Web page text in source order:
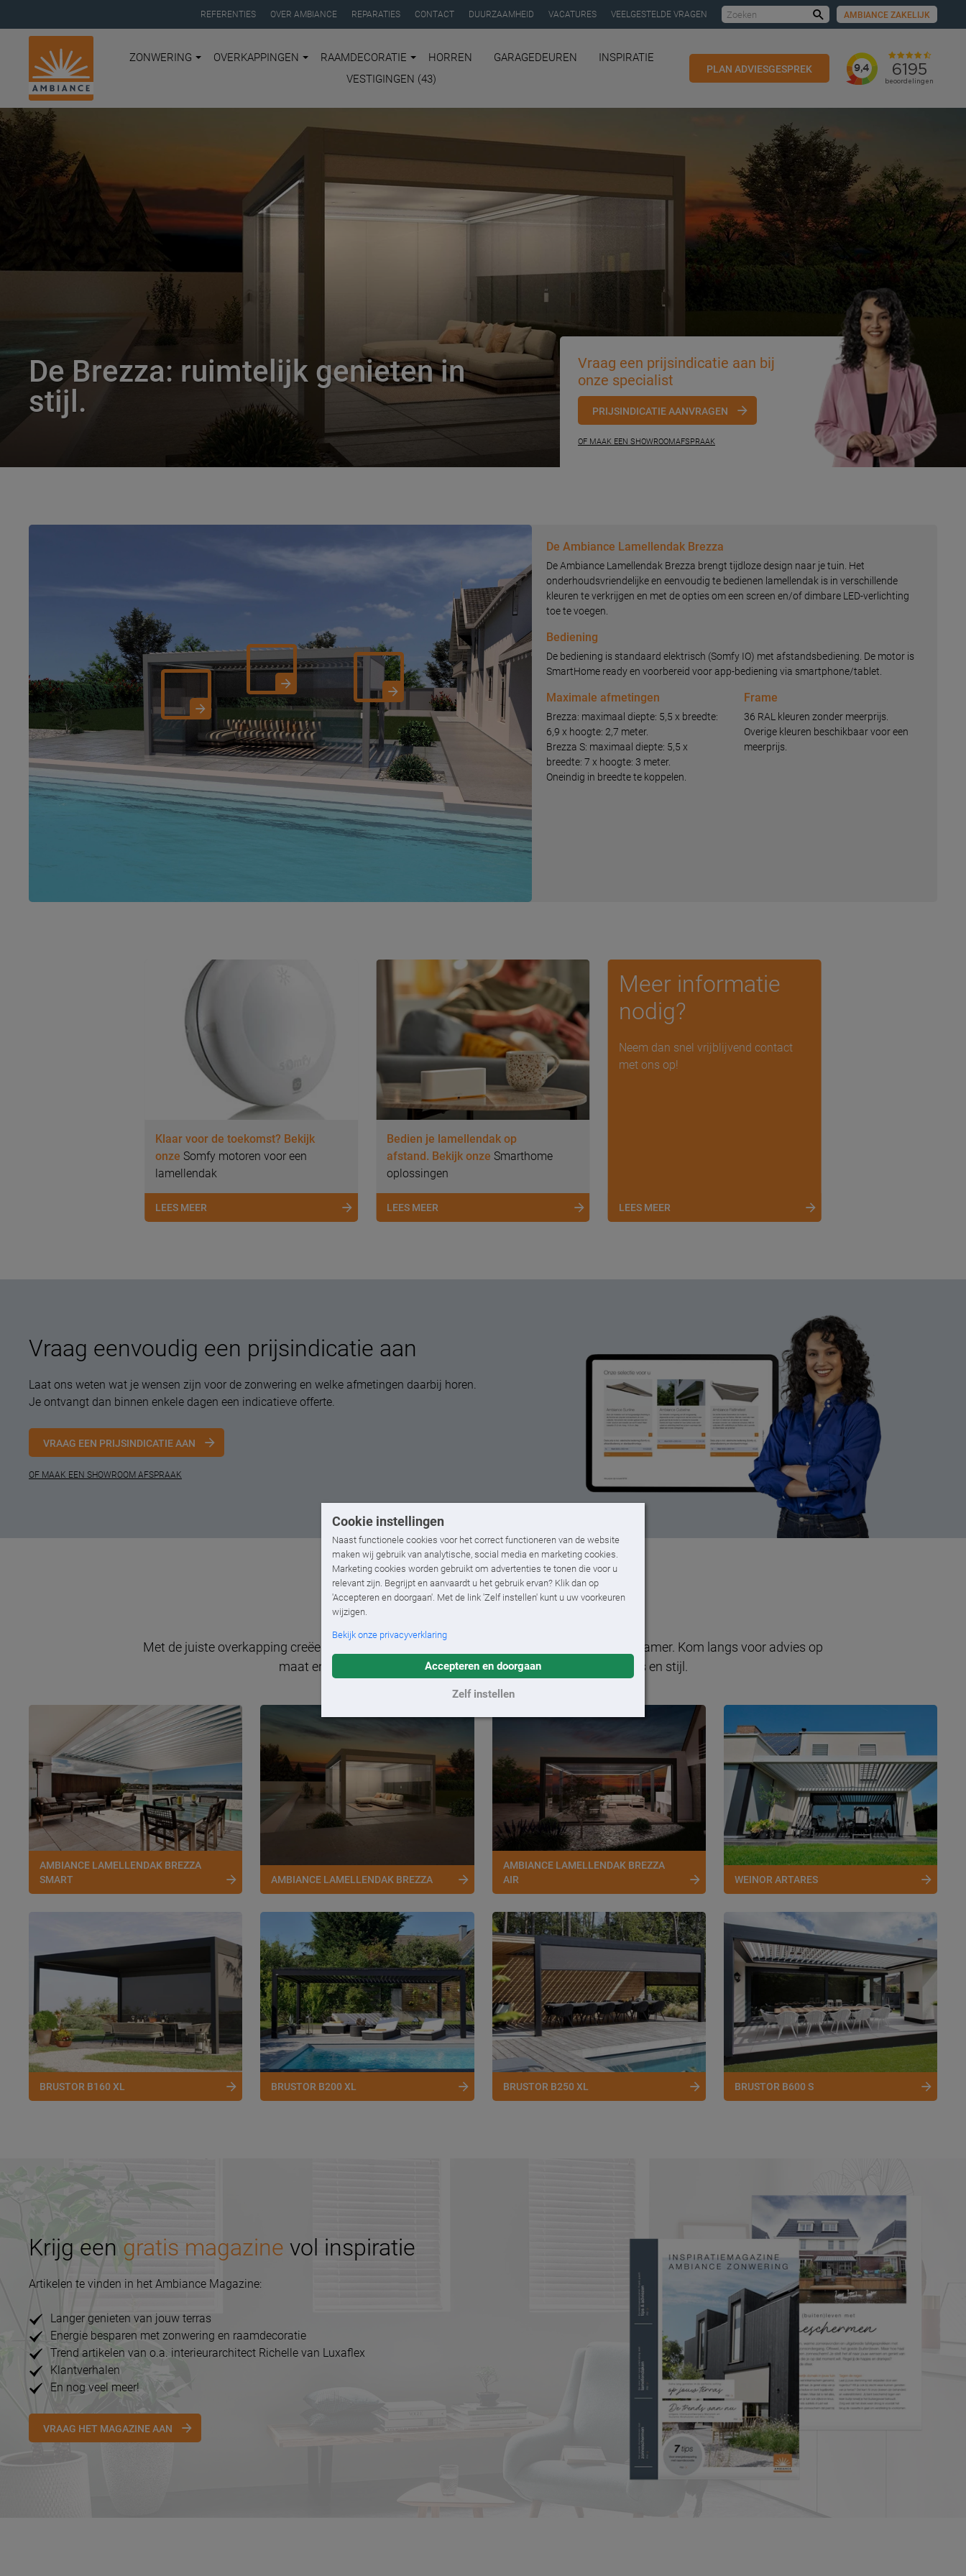
Cookie instellingen
Naast functionele cookies voor het correct functioneren van de website
maken wij gebruik van analytische, social media en marketing cookies.
Marketing cookies worden gebruikt om advertenties te tonen die voor u
relevant zijn. Begrijpt en aanvaardt u het gebruik ervan? Klik dan op
'Accepteren en doorgaan'. Met de link 'Zelf instellen' kunt u uw voorkeuren
wijzigen.
Bekijk onze privacyverklaring
Accepteren en doorgaan
Zelf instellen
REFERENTIES OVER AMBIANCE REPARATIES CONTACT DUURZAAMHEID VACATURES VEELGESTELDE VRAGEN ZoekenAMBIANCE ZAKELIJK
ZONWERING OVERKAPPINGEN RAAMDECORATIE HORREN GARAGEDEUREN
INSPIRATIE
VESTIGINGEN (43)
PLAN ADVIESGESPREK
Vraag een prijsindicatie aan bij
onze specialist
PRIJSINDICATIE AANVRAGEN
OF MAAK EEN SHOWROOMAFSPRAAK
De Brezza: ruimtelijk genieten in
stijl.
De Ambiance Lamellendak Brezza
De Ambiance Lamellendak Brezza brengt tijdloze design naar je tuin. Het
onderhoudsvriendelijke en eenvoudig te bedienen lamellendak is in verschillende
kleuren te verkrijgen en met de opties om een screen en/of dimbare LED-verlichting
toe te voegen.
Bediening
De bediening is standaard elektrisch (Somfy IO) met afstandsbediening. De motor is
SmartHome ready en voorbereid voor app-bediening via smartphone/tablet.
Maximale afmetingen
Brezza: maximaal diepte: 5,5 x breedte:
6,9 x hoogte: 2,7 meter.
Brezza S: maximaal diepte: 5,5 x
breedte: 7 x hoogte: 3 meter.
Oneindig in breedte te koppelen.
Frame
36 RAL kleuren zonder meerprijs.
Overige kleuren beschikbaar voor een
meerprijs.
Klaar voor de toekomst? Bekijk
onze Somfy motoren voor een
lamellendak
LEES MEER
Bedien je lamellendak op
afstand. Bekijk onze Smarthome
oplossingen
LEES MEER
Meer informatie
nodig?
Neem dan snel vrijblijvend contact
met ons op!
LEES MEER
Vraag eenvoudig een prijsindicatie aan
Laat ons weten wat je wensen zijn voor de zonwering en welke afmetingen daarbij horen.
Je ontvangt dan binnen enkele dagen een indicatieve offerte.
VRAAG EEN PRIJSINDICATIE AAN
OF MAAK EEN SHOWROOM AFSPRAAK
Anderelamellendakopties
Met de juiste overkapping creëer je een tweede leefruimte buiten of verleng je jouw woonkamer. Kom langs voor advies op
maat en ben verzekerd van een overkapping die past bij jouw huis en stijl.
AMBIANCE LAMELLENDAK BREZZA
SMART
AMBIANCE LAMELLENDAK BREZZA
AMBIANCE LAMELLENDAK BREZZA
AIR
WEINOR ARTARES
BRUSTOR B160 XL BRUSTOR B200 XL BRUSTOR B250 XL BRUSTOR B600 S
Krijg een gratis magazine vol inspiratie
Artikelen te vinden in het Ambiance Magazine:
Langer genieten van jouw terras
Energie besparen met zonwering en raamdecoratie
Trend artikelen van o.a. interieurarchitect Richelle van Luxaflex
Klantverhalen
En nog veel meer!
VRAAG HET MAGAZINE AAN